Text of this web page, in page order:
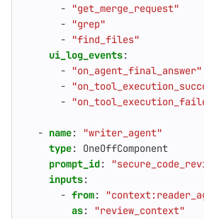
-
"get_merge_request"
-
"grep"
-
"find_files"
ui_log_events:
-
"on_agent_final_answer"
-
-
- name:
"writer_agent"
type:
OneOffComponent
prompt_id:
inputs:
- from:
as:
"review_context"